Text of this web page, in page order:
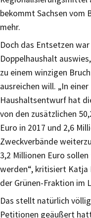
bekommt Sachsen vom
mehr.
Doch das Entsetzen
Doppelhaushalt
zu einem winzigen
ausreichen will. „In
Haushaltsentwurf hat
von den zusätzlichen
Euro in 2017 und 2,6
Zweckverbände
3,2 Millionen Euro
werden“, kritisiert Katja
der Grünen-Fraktion im
Das stellt natürlich
Petitionen geäußert